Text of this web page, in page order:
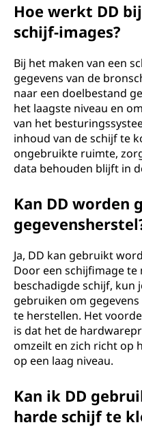
Hoe werkt DD
schijf-images?
Bij het maken van een
gegevens van de
naar een doelbestand
het laagste niveau en
van het
inhoud van de schijf te
ongebruikte ruimte,
data behouden blijft in
Kan DD worden
Ja, DD kan gebruikt
Door een schijfimage te
beschadigde schijf, kun
gebruiken om
te herstellen. Het
is dat het de
omzeilt en zich richt op
op een laag niveau.
Kan ik DD
harde schijf te